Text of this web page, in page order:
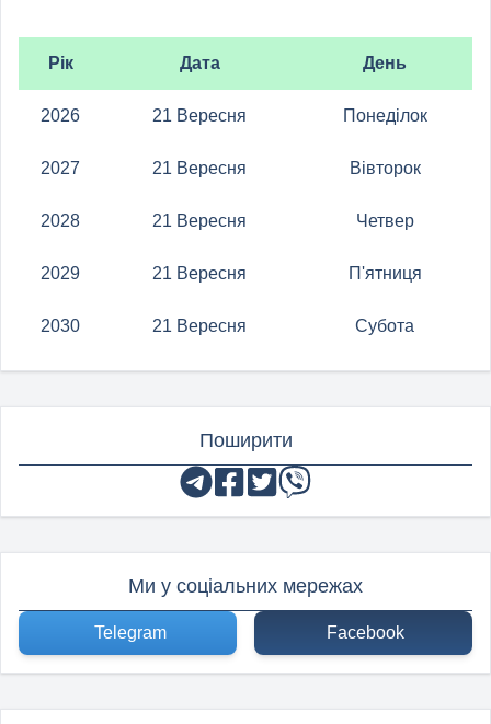
Рік Дата День
2026 21 Вересня Понеділок
2027 21 Вересня Вівторок
2028 21 Вересня Четвер
2029 21 Вересня П'ятниця
2030 21 Вересня Субота
Поширити
Ми у соціальних мережах
Telegram Facebook